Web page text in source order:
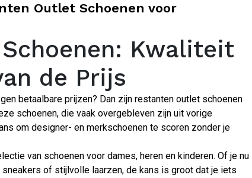
Outlet Schoenen voor
Kwaliteit
de Prijs
betaalbare prijzen? Dan zijn restanten outlet schoenen
schoenen, die vaak overgebleven zijn uit vorige
om designer- en merkschoenen te scoren zonder je
van schoenen voor dames, heren en kinderen. Of je nu
of stijlvolle laarzen, de kans is groot dat je iets